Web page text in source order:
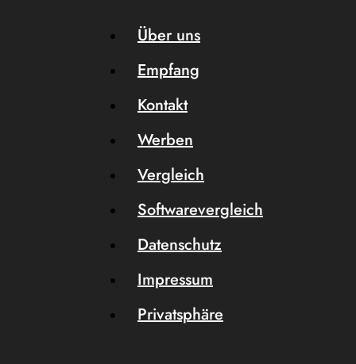
Über uns
Empfang
Kontakt
Werben
Vergleich
Softwarevergleich
Datenschutz
Impressum
Privatsphäre